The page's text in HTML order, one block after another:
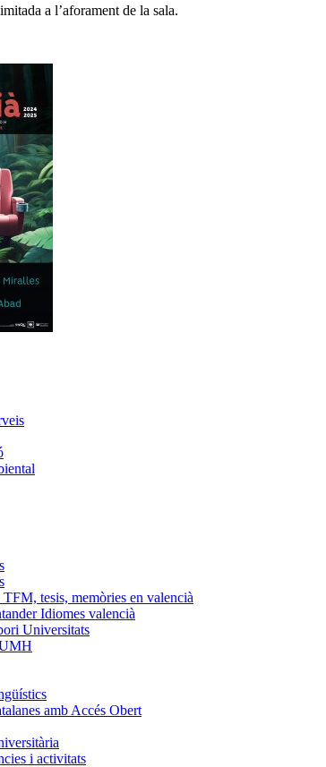
a l’aforament de la sala.
tesis, memòries en valencià
Idiomes valencià
Universitats
amb Accés Obert
i activitats